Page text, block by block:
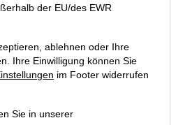
der EU/des EWR
ablehnen oder Ihre
Ihre Einwilligung können Sie
im Footer widerrufen
Sie in unserer